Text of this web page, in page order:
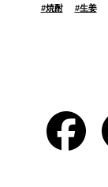
#焼酎 #生姜